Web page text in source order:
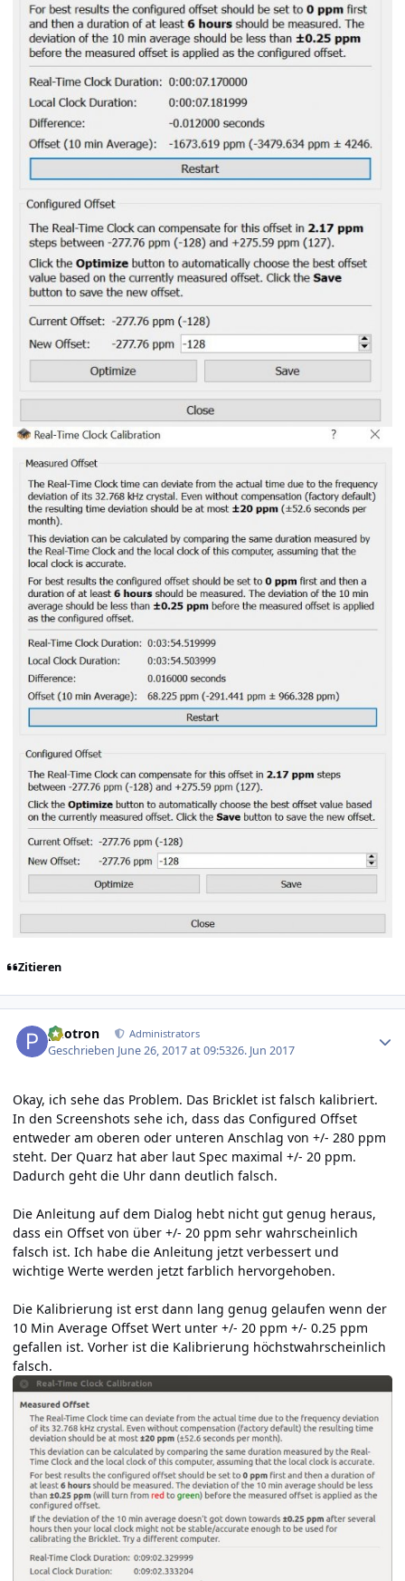
Zitieren
photron Administrators
Geschrieben June 26, 2017 at 09:5326. Jun 2017
Okay, ich sehe das Problem. Das Bricklet ist falsch kalibriert.
In den Screenshots sehe ich, dass das Configured Offset
entweder am oberen oder unteren Anschlag von +/- 280 ppm
steht. Der Quarz hat aber laut Spec maximal +/- 20 ppm.
Dadurch geht die Uhr dann deutlich falsch.
Die Anleitung auf dem Dialog hebt nicht gut genug heraus,
dass ein Offset von über +/- 20 ppm sehr wahrscheinlich
falsch ist. Ich habe die Anleitung jetzt verbessert und
wichtige Werte werden jetzt farblich hervorgehoben.
Die Kalibrierung ist erst dann lang genug gelaufen wenn der
10 Min Average Offset Wert unter +/- 20 ppm +/- 0.25 ppm
gefallen ist. Vorher ist die Kalibrierung höchstwahrscheinlich
falsch.